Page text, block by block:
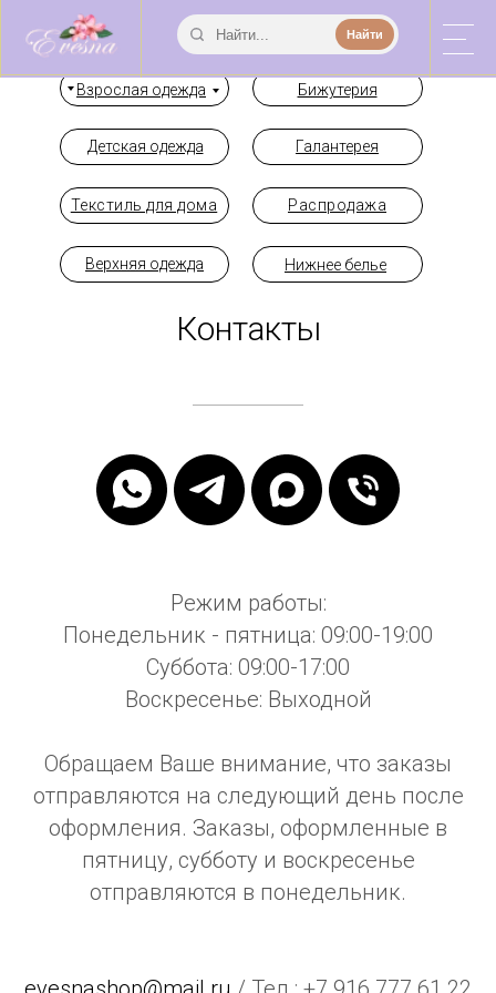
Найти
Взрослая одежда
Детская одежда
Нижнее белье
Текстиль для дома Распродажа
Бижутерия
Галантерея
Верхняя одежда
Контакты
Режим работы:
Понедельник - пятница: 09:00-19:00
Суббота: 09:00-17:00
Воскресенье: Выходной
Обращаем Ваше внимание, что заказы
отправляются на следующий день после
оформления. Заказы, оформленные в
пятницу, субботу и воскресенье
отправляются в понедельник.